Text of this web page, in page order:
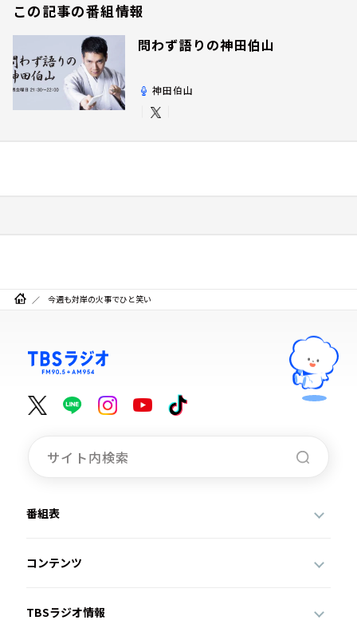
この記事の番組情報
問わず語りの神田伯山
神田伯山
今週も対岸の火事でひと笑い
番組表
コンテンツ
TBSラジオ情報